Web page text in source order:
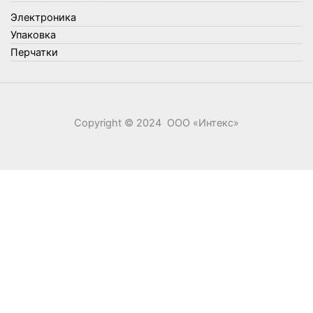
Электроника
Элементы питания
Электроника
Упаковка
Перчатки
Copyright © 2024 ООО «‎Интекс»‎